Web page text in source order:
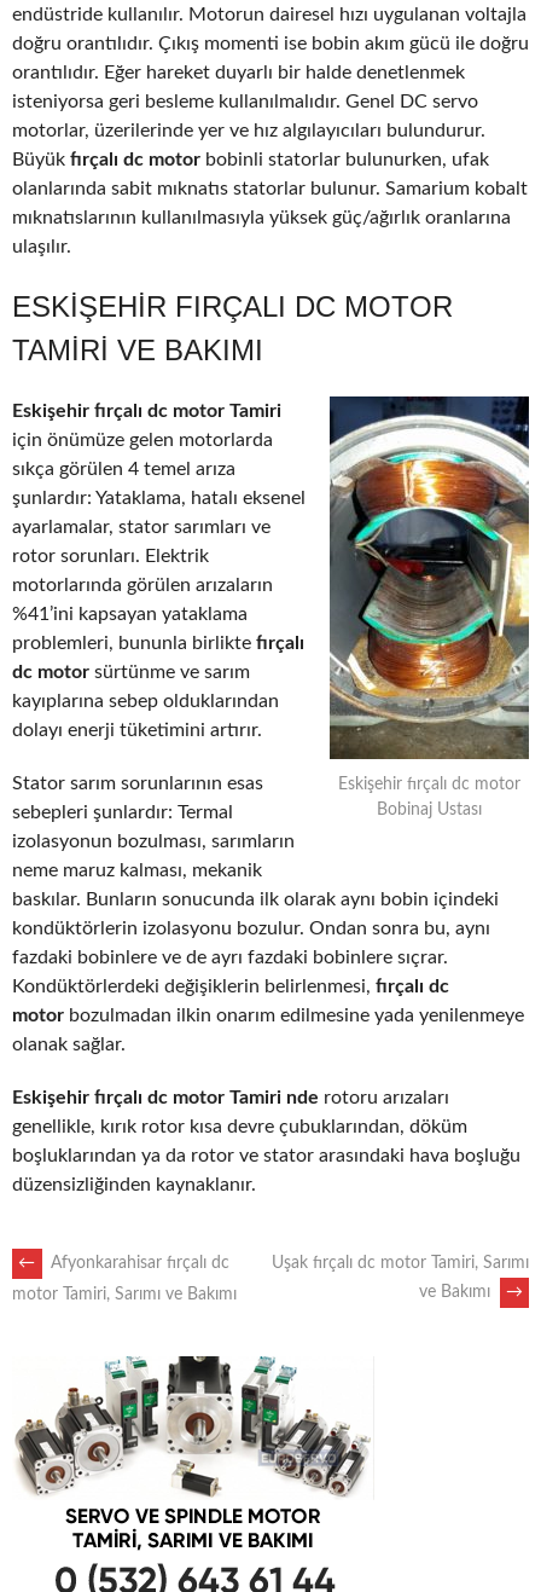
endüstride kullanılır. Motorun dairesel hızı uygulanan voltajla
doğru orantılıdır. Çıkış momenti ise bobin akım gücü ile doğru
orantılıdır. Eğer hareket duyarlı bir halde denetlenmek
isteniyorsa geri besleme kullanılmalıdır. Genel DC servo
motorlar, üzerilerinde yer ve hız algılayıcıları bulundurur.
Büyük fırçalı dc motor bobinli statorlar bulunurken, ufak
olanlarında sabit mıknatıs statorlar bulunur. Samarium kobalt
mıknatıslarının kullanılmasıyla yüksek güç/ağırlık oranlarına
ulaşılır.
ESKIŞEHIR FIRÇALI DC MOTOR
TAMIRI VE BAKIMI
Eskişehir fırçalı dc motor
Bobinaj Ustası
Eskişehir fırçalı dc motor Tamiri
için önümüze gelen motorlarda
sıkça görülen 4 temel arıza
şunlardır: Yataklama, hatalı eksenel
ayarlamalar, stator sarımları ve
rotor sorunları. Elektrik
motorlarında görülen arızaların
%41’ini kapsayan yataklama
problemleri, bununla birlikte fırçalı
dc motor sürtünme ve sarım
kayıplarına sebep olduklarından
dolayı enerji tüketimini artırır.
Stator sarım sorunlarının esas
sebepleri şunlardır: Termal
izolasyonun bozulması, sarımların
neme maruz kalması, mekanik
baskılar. Bunların sonucunda ilk olarak aynı bobin içindeki
kondüktörlerin izolasyonu bozulur. Ondan sonra bu, aynı
fazdaki bobinlere ve de ayrı fazdaki bobinlere sıçrar.
Kondüktörlerdeki değişiklerin belirlenmesi, fırçalı dc
motor bozulmadan ilkin onarım edilmesine yada yenilenmeye
olanak sağlar.
Eskişehir fırçalı dc motor Tamiri nde rotoru arızaları
genellikle, kırık rotor kısa devre çubuklarından, döküm
boşluklarından ya da rotor ve stator arasındaki hava boşluğu
düzensizliğinden kaynaklanır.
POST
NAVIGATION
←
Afyonkarahisar fırçalı dc
motor Tamiri, Sarımı ve Bakımı
Uşak fırçalı dc motor Tamiri, Sarımı
ve Bakımı
→